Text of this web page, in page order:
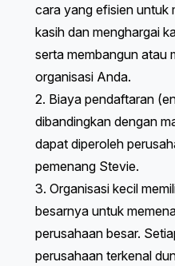
cara yang efisien untuk
kasih dan menghargai
serta membangun atau
organisasi Anda.
2. Biaya pendaftaran
dibandingkan dengan
dapat diperoleh
pemenang Stevie.
3. Organisasi kecil
besarnya untuk
perusahaan besar.
perusahaan terkenal